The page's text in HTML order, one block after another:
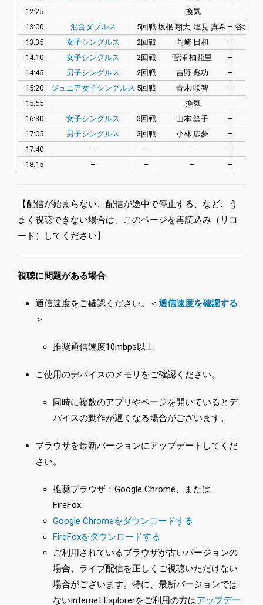
12:25
換気
13:00
混合ダブルス 5回戦 坂根 翔大, 塩見 真希 – 谷垣 佑
13:35
女子シングルス 2回戦 岡崎 日和 –
14:10
女子シングルス 2回戦 菅澤 柚花里 –
14:45
男子シングルス 2回戦 吉野 彪功 –
15:20
ジュニア女子シングルス 5回戦 青木 咲智 –
15:55
換気
16:30
女子シングルス 3回戦 山本 笙子 –
17:05
男子シングルス 3回戦 小林 広夢 –
17:40
– – –
–
18:15
– – – –
【配信が始まらない、配信が途中で停止する、など、う
まく視聴できない場合は、このページを再読込み（リロ
ード）してください】
視聴に問題がある場合
通信速度をご確認ください。＜通信速度を確認する
＞
推奨通信速度10mbps以上
ご使用のデバイスのメモリをご確認ください。
同時に複数のアプリやページを開いているとデ
バイスの動作が遅くなる場合がございます。
ブラウザを最新バージョンにアップデートしてくだ
さい。
推奨ブラウザ：Google Chrome、または、
FireFox
Google Chromeをダウンロードする
FireFoxをダウンロードする
ご利用されているブラウザが古いバージョンの
場合、ライブ配信を正しくご視聴いただけない
場合がございます。特に、最新バージョンでは
ないInternet Explorerをご利用の方はアップデー